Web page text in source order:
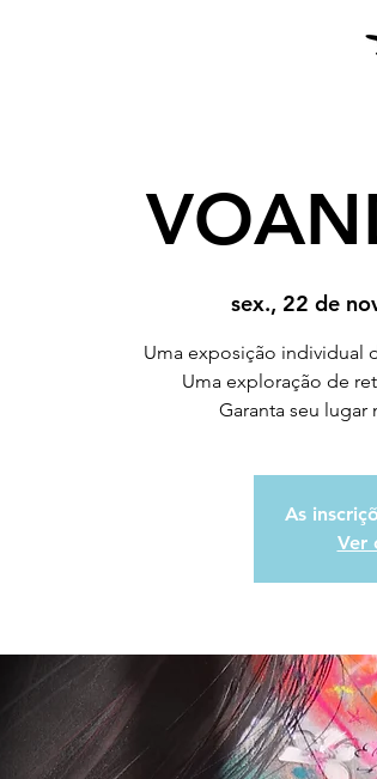
sex., 22 de
Uma exposição individual
Uma exploração de
Garanta seu lugar
As
Ver